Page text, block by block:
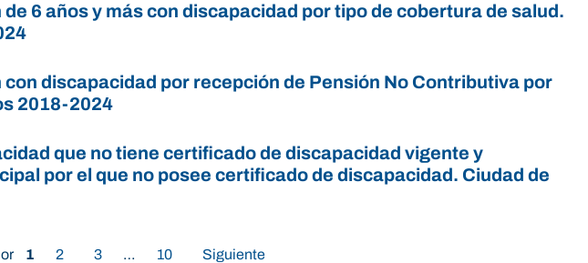
6 años y más con discapacidad por tipo de cobertura de salud.
discapacidad por recepción de Pensión No Contributiva por
2018-2024
que no tiene certificado de discapacidad vigente y
por el que no posee certificado de discapacidad. Ciudad de
1 2 3 … 10 Siguiente